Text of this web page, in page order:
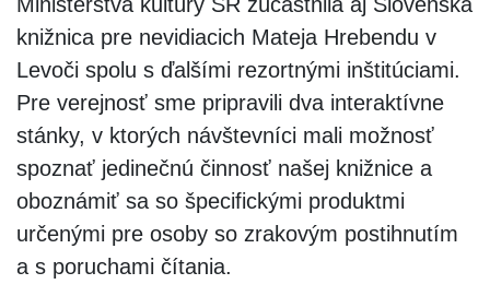
knižnica pre nevidiacich Mateja Hrebendu v
Levoči spolu s ďalšími rezortnými inštitúciami.
Pre verejnosť sme pripravili dva interaktívne
stánky, v ktorých návštevníci mali možnosť
spoznať jedinečnú činnosť našej knižnice a
oboznámiť sa so špecifickými produktmi
určenými pre osoby so zrakovým postihnutím
a s poruchami čítania.